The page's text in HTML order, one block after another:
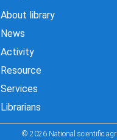
About library
News
Activity
Resource
Services
Librarians
© 2026 National scientific